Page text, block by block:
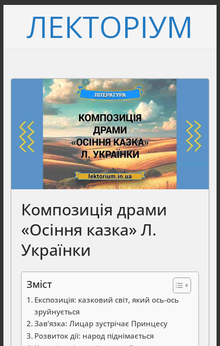
вмістуЛЕКТОРІУМ
Композиція драми
«Осіння казка» Л.
Українки
Зміст
Експозиція: казковий світ, який ось-ось
зруйнується
Зав’язка: Лицар зустрічає Принцесу
Розвиток дії: народ піднімається